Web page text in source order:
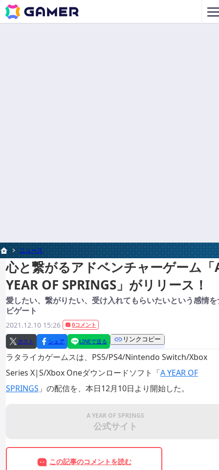
ニュース
心と繋がるアドベンチャーゲーム「
YEAR OF SPRINGS」がリリース！
愛したい、繋がりたい、受け入れてもらいたいという感情を
ビゲート
2021.12.10 15:26 0コメント
ポスト シェア LINEで送る リンクコピー
ラタライカゲームスは、PS5/PS4/Nintendo Switch/Xbox
Series X|S/Xbox Oneダウンロードソフト「A YEAR OF
SPRINGS 」の配信を、本日12月10日より開始した。
A YEAR OF SPRINGS
公式サイト
この記事のコメントを読む